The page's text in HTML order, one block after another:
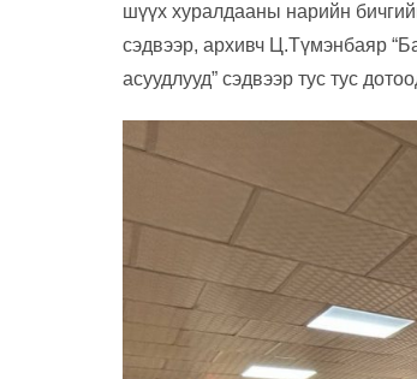
шүүх хуралдааны нарийн
сэдвээр, архивч Ц.Түмэнбаяр
асуудлууд” сэдвээр тус тус